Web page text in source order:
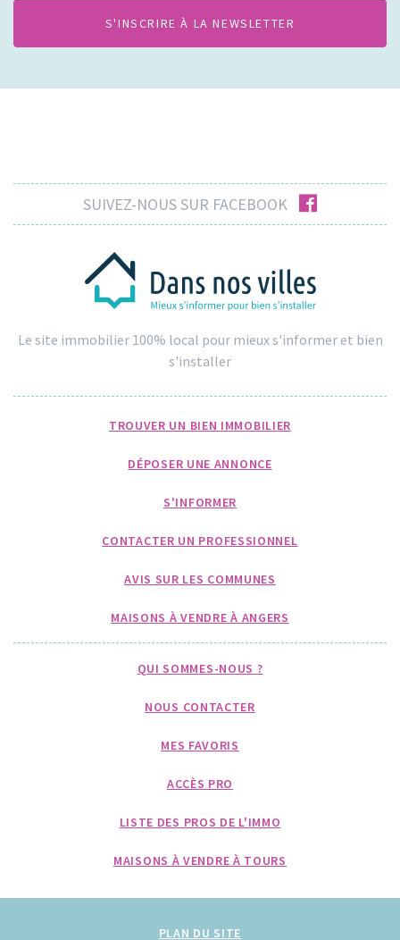
SUIVEZ-NOUS SUR FACEBOOK facebook
Le site immobilier 100% local pour mieux s'informer et bien
s'installer
TROUVER UN BIEN IMMOBILIER
DÉPOSER UNE ANNONCE
S'INFORMER
CONTACTER UN PROFESSIONNEL
AVIS SUR LES COMMUNES
MAISONS À VENDRE À ANGERS
QUI SOMMES-NOUS ?
NOUS CONTACTER
MES FAVORIS
ACCÈS PRO
LISTE DES PROS DE L'IMMO
MAISONS À VENDRE À TOURS
PLAN DU SITE